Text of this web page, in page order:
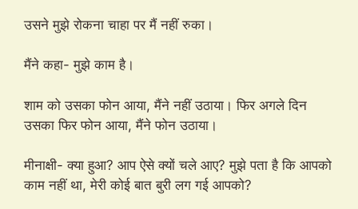
उसने मुझे रोकना चाहा पर मैं नहीं रुका।
मैंने कहा- मुझे काम है।
शाम को उसका फोन आया, मैंने नहीं उठाया। फिर अगले दिन
उसका फिर फोन आया, मैंने फोन उठाया।
मीनाक्षी- क्या हुआ? आप ऐसे क्यों चले आए? मुझे पता है कि आपको
काम नहीं था, मेरी कोई बात बुरी लग गई आपको?